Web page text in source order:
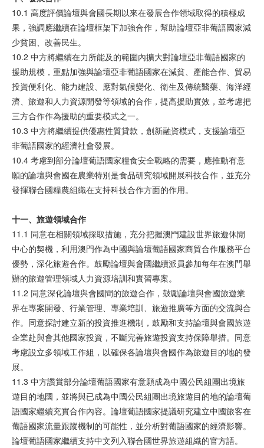
10.1 高度評價論壇與會國長期以來在發展合作領域取得的積極成
果，強調應繼續在論壇框架下加強合作，幫助論壇亞非葡語國家減
少貧困、改善民生。
10.2 中方將繼續在力所能及的範圍內擴大對論壇亞非葡語國家的
援助規模，重點加強與論壇亞非葡語國家在減貧、產能合作、貿易
投資便利化、能力建設、應對氣候變化、衛生及傳統醫藥、海洋經
濟、旅遊和人力資源開發等領域的合作，提高援助實效，並考慮把
三方合作作為援助的重要模式之一。
10.3 中方將繼續提供優惠性質貸款，創新融資模式，支援論壇亞
非葡語國家的經濟社會發展。
10.4 考慮到部分論壇葡語國家糧食安全戰略的需要，應推動有意
願的論壇與會國在農業特別是食品研究領域開展科技合作，並充分
發揮聯合國糧農組織在支持科技合作方面的作用。
十一、旅遊領域合作
11.1 同意在相關領域採取措施，充分把握澳門建設世界旅遊休閒
中心的契機，利用澳門作為中國與論壇葡語國家商貿合作服務平台
優勢，深化旅遊合作。鼓勵論壇與會國繼續派員參加每年在澳門舉
辦的旅遊管理領域人力資源培訓和實習專案。
11.2 同意深化論壇與會國間的旅遊合作，鼓勵論壇與會國旅遊業
界在專案開發、行業管理、專業培訓、旅遊推廣等方面的交流與合
作。同意探討建立新的投資推進機制，鼓勵和支持論壇與會國旅遊
企業赴與會其他國家投資，不斷完善旅遊投資支持保障舉措。同意
考慮設立多領域工作組，以確保各論壇與會國作為旅遊目的地的發
展。
11.3 中方讚賞部分論壇葡語國家有意願成為中國公民組團出境旅
遊目的地國，並將與已成為中國公民組團出境旅遊目的地的論壇葡
語國家繼續充實合作內容。論壇葡語國家提議研究建立中國旅客在
葡語國家流量跟蹤機制的可能性，並分析對葡語國家的經濟影響。
論壇葡語國家繼續支持中文列入聯合國世界旅遊組織的官方語。